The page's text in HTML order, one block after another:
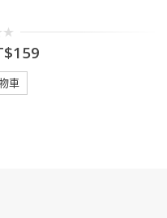
159
車